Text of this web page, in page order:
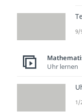
9/
Uhr lernen
1/